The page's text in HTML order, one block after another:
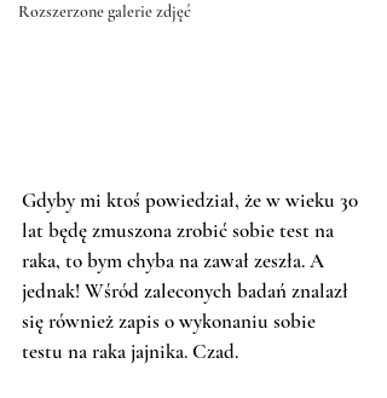
Rozszerzone galerie zdjęć
Gdyby mi ktoś powiedział, że w wieku 30
lat będę zmuszona zrobić sobie test na
raka, to bym chyba na zawał zeszła. A
jednak! Wśród zaleconych badań znalazł
się również zapis o wykonaniu sobie
testu na raka jajnika. Czad.